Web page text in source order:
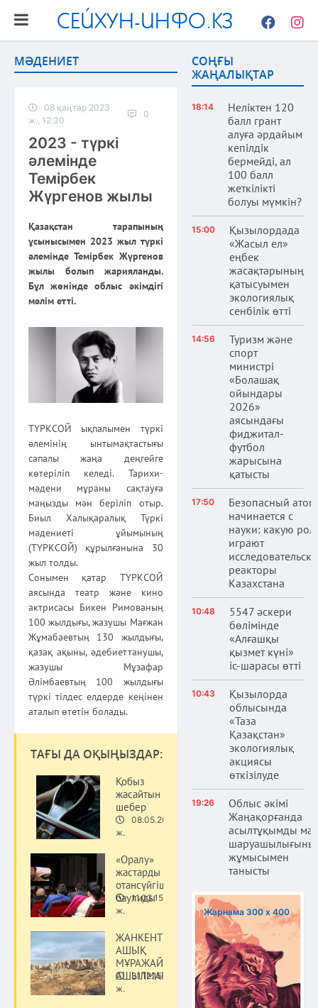
СЕЙХУН-ИНФО.КЗ
Facebook
МӘДЕНИЕТ
08 қаңтар 2023
ж., 12:30
0
2023 - түркі
әлемінде
Темірбек
Жүргенов жылы
Қазақстан тарапының
ұсынысымен 2023 жыл түркі
әлемінде Темірбек Жүргенов
жылы болып жарияланды.
Бұл жөнінде облыс әкімдігі
мәлім етті.
ТҮРКСОЙ ықпалымен түркі
әлемінің ынтымақтастығы
сапалы жаңа деңгейге
көтеріліп келеді. Тарихи-
мәдени мұраны сақтауға
маңызды мән беріліп отыр.
Биыл Халықаралық Түркі
мәдениеті ұйымының
(ТҮРКСОЙ) құрылғанына 30
жыл толды.
Сонымен қатар ТҮРКСОЙ
аясында театр және кино
актрисасы Бикен Римованың
100 жылдығы, жазушы Мағжан
Жұмабаевтың 130 жылдығы,
қазақ ақыны, әдебиеттанушы,
жазушы Мұзафар
Әлімбаевтың 100 жылдығы
түркі тілдес елдерде кеңінен
аталып өтетін болады.
ТАҒЫ ДА ОҚЫҢЫЗДАР:
Қобыз
жасайтын
шебер
08.05.20
ж.
«Оралу»
жастарды
отансүйгіштікке
баулиды
11.03.15
ж.
Мәдениет
ЖАНКЕНТТЕ
АШЫҚ
МҰРАЖАЙ
АШЫЛМАҚ
31.12.15
ж.
Мәдениет
СОҢҒЫ
ЖАҢАЛЫҚТАР
18:14
Неліктен 120
балл грант
алуға әрдайым
кепілдік
бермейді, ал
100 балл
жеткілікті
болуы мүмкін?
15:00
Қызылордада
«Жасыл ел»
еңбек
жасақтарының
қатысуымен
экологиялық
сенбілік өтті
14:56
Туризм және
спорт
министрі
«Болашақ
ойындары
2026»
аясындағы
фиджитал-
футбол
жарысына
қатысты
17:50
Безопасный атом
начинается с
науки: какую
играют
реакторы
Казахстана
10:48
5547 әскери
бөлімінде
«Алғашқы
қызмет күні»
іс-шарасы өтті
10:43
Қызылорда
облысында
«Таза
Қазақстан»
экологиялық
акциясы
өткізілуде
19:26
Облыс әкімі
Жаңақорғанда
асылтұқымды мал
жұмысымен
танысты
Жарнама 300 х 400